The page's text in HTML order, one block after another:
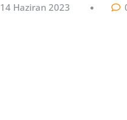
14 Haziran 2023